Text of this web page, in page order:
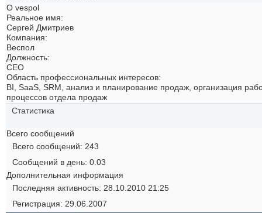
О vespol
Реальное имя:
Сергей Дмитриев
Компания:
Веспол
Должность:
CEO
Область профессиональных интересов:
BI, SaaS, SRM, анализ и планирование продаж, организация
процессов отдела продаж
Статистика
Всего сообщений
Всего сообщений
243
Сообщений в день 0.03
Дополнительная информация
Последняя активность 28.10.2010 21:25
Регистрация
29.06.2007